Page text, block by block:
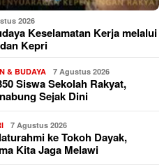
2026
Keselamatan Kerja melalui
Kepri
& BUDAYA 7 Agustus 2026
Siswa Sekolah Rakyat,
Sejak Dini
7 Agustus 2026
ke Tokoh Dayak,
Kita Jaga Melawi